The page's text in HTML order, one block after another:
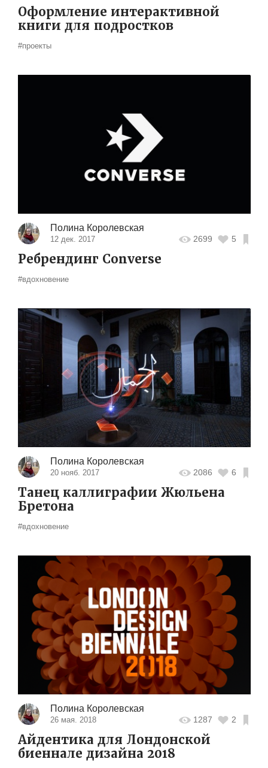
Оформление интерактивной
книги для подростков
#проекты
Полина Королевская
12 дек. 2017 2699 5
Ребрендинг Converse
#вдохновение
Полина Королевская
20 нояб. 2017 2086 6
Танец каллиграфии Жюльена
Бретона
#вдохновение
Полина Королевская
26 мая. 2018 1287 2
Айдентика для Лондонской
биеннале дизайна 2018